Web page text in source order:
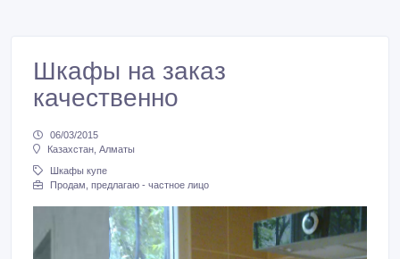
Шкафы на заказ
качественно
06/03/2015
Казахстан, Алматы
Шкафы купе
Продам, предлагаю - частное лицо